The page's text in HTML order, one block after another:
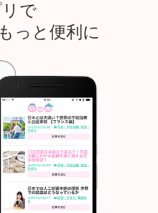
で
っと便利に